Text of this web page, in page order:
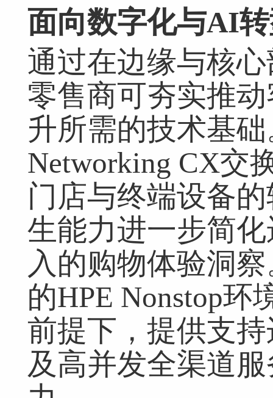
面向数字化与AI
通过在边缘与核
零售商可夯实推
升所需的技术基础
Networking CX交
门店与终端设备
生能力进一步简
入的购物体验洞
的HPE Nonstop
前提下，提供支
及高并发全渠道